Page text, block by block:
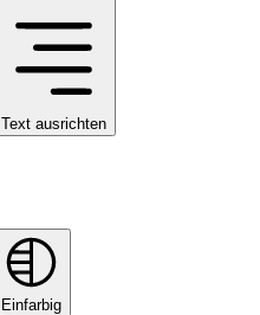
Text ausrichten
Einfarbig